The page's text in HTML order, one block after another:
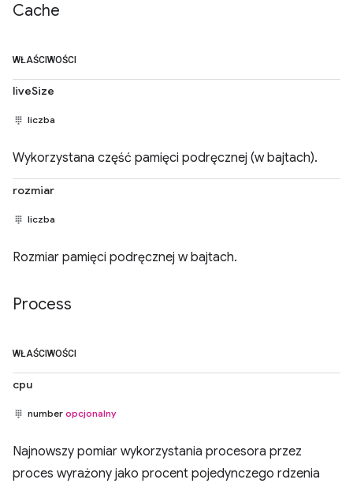
Cache
WŁAŚCIWOŚCI
liveSize
liczba
Wykorzystana część pamięci podręcznej (w bajtach).
rozmiar
liczba
Rozmiar pamięci podręcznej w bajtach.
Process
WŁAŚCIWOŚCI
cpu
number opcjonalny
Najnowszy pomiar wykorzystania procesora przez
proces wyrażony jako procent pojedynczego rdzenia